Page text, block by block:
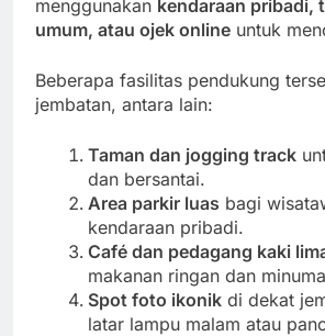
menggunakan kendaraan pribadi,
umum, atau ojek online untuk
Beberapa fasilitas pendukung
jembatan, antara lain:
Taman dan jogging track
dan bersantai.
Area parkir luas bagi
kendaraan pribadi.
Café dan pedagang kaki
makanan ringan dan
Spot foto ikonik di dekat
latar lampu malam atau